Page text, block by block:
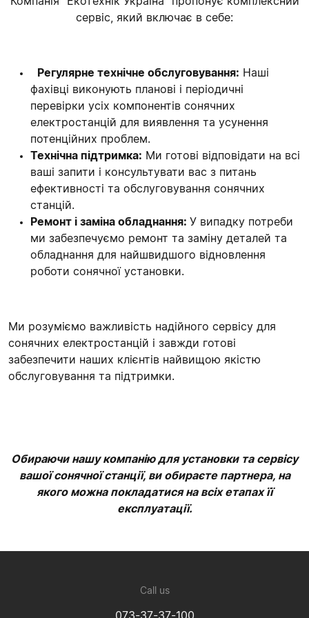
сервіс, який включає в себе:
Регулярне технічне обслуговування: Наші
фахівці виконують планові і періодичні
перевірки усіх компонентів сонячних
електростанцій для виявлення та усунення
потенційних проблем.
Технічна підтримка: Ми готові відповідати на всі
ваші запити і консультувати вас з питань
ефективності та обслуговування сонячних
станцій.
Ремонт і заміна обладнання: У випадку потреби
ми забезпечуємо ремонт та заміну деталей та
обладнання для найшвидшого відновлення
роботи сонячної установки.
Ми розуміємо важливість надійного сервісу для
сонячних електростанцій і завжди готові
забезпечити наших клієнтів найвищою якістю
обслуговування та підтримки.
Обираючи нашу компанію для установки та сервісу
вашої сонячної станції, ви обираєте партнера, на
якого можна покладатися на всіх етапах її
експлуатації.
Call us